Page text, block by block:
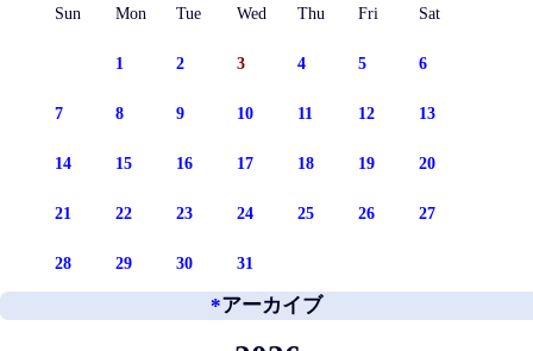
Sun Mon Tue Wed Thu Fri Sat
1 2 3 4 5 6
7 8 9 10 11 12 13
14 15 16 17 18 19 20
21 22 23 24 25 26 27
28 29 30 31
*アーカイブ